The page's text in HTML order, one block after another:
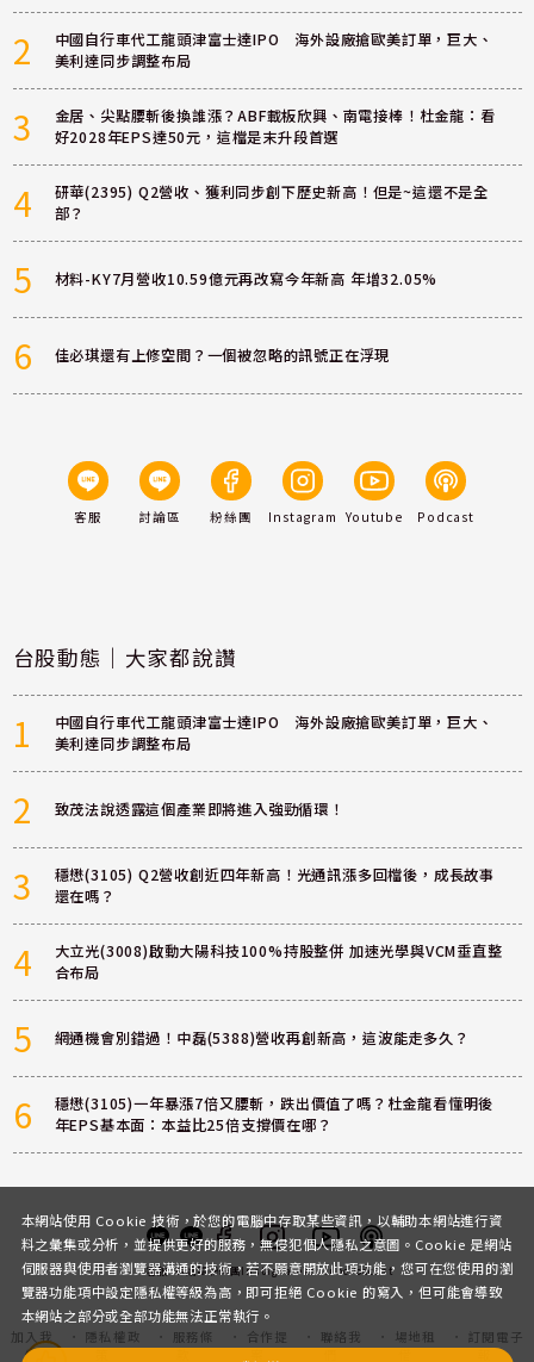
2
中國自行車代工龍頭津富士達IPO 海外設廠搶歐美訂單，巨大、
美利達同步調整布局
3
金居、尖點腰斬後換誰漲？ABF載板欣興、南電接棒！杜金龍：看
好2028年EPS達50元，這檔是末升段首選
4
研華(2395) Q2營收、獲利同步創下歷史新高！但是~這還不是全
部？
5 材料-KY7月營收10.59億元再改寫今年新高 年增32.05%
6 佳必琪還有上修空間？一個被忽略的訊號正在浮現
客服 討論區 粉絲團 Instagram Youtube Podcast
台股動態｜大家都說讚
1
中國自行車代工龍頭津富士達IPO 海外設廠搶歐美訂單，巨大、
美利達同步調整布局
2 致茂法說透露這個產業即將進入強勁循環！
3
穩懋(3105) Q2營收創近四年新高！光通訊漲多回檔後，成長故事
還在嗎？
4
大立光(3008)啟動大陽科技100%持股整併 加速光學與VCM垂直整
合布局
5 網通機會別錯過！中磊(5388)營收再創新高，這波能走多久？
6
穩懋(3105)一年暴漲7倍又腰斬，跌出價值了嗎？杜金龍看懂明後
年EPS基本面：本益比25倍支撐價在哪？
客服 討論區粉絲團InstagramYoutubePodcast
加入我
們
隱私權政
服務條
合作提
聯絡我
場地租
訂閱電子
本網站使用 Cookie 技術，於您的電腦中存取某些資訊，以輔助本網站進行資
料之彙集或分析，並提供更好的服務，無侵犯個人隱私之意圖。Cookie 是網站
伺服器與使用者瀏覽器溝通的技術，若不願意開放此項功能，您可在您使用的瀏
覽器功能項中設定隱私權等級為高，即可拒絕 Cookie 的寫入，但可能會導致
本網站之部分或全部功能無法正常執行。